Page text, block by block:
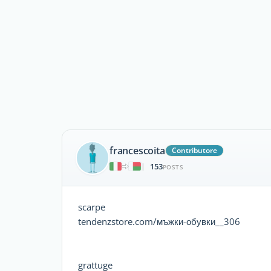
francescoita
Contributore
|
153POSTS
scarpe
tendenzstore.com/мъжки-обувки__306
grattuge